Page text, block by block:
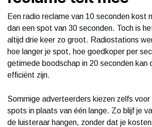
Een radio reclame van 10 seconden kost
dan een spot van 30 seconden. Toch is
altijd drie keer zo groot. Radiostations
hoe langer je spot, hoe goedkoper per
getimede boodschap in 20 seconden kan
efficiënt zijn.
Sommige adverteerders kiezen zelfs
spots in plaats van één lange. Zo blijf je
de luisteraar hangen, zonder dat je